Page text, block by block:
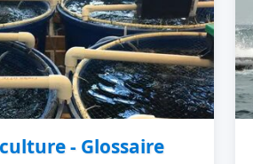
- Glossaire